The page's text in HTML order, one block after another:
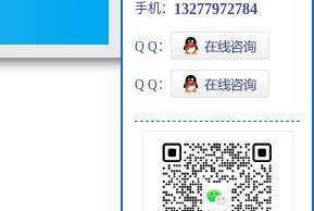
手机： 13277972784
Q Q：
Q Q：